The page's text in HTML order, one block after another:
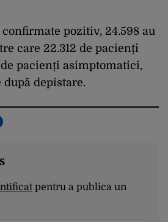
pozitiv, 24.598 au
care 22.312 de pacienți
pacienți asimptomatici,
depistare.
pentru a publica un